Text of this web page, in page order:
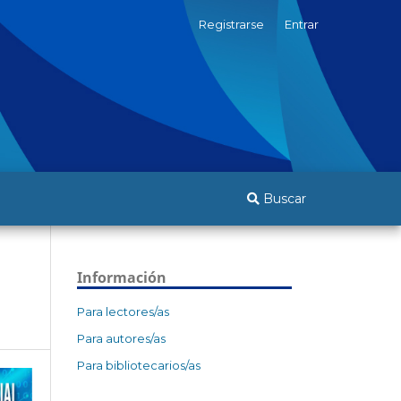
Buscar
Registrarse Entrar
Información
Para lectores/as
Para autores/as
Para bibliotecarios/as